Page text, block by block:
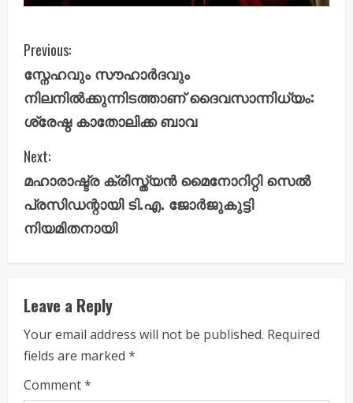
C
o
n
t
i
n
R
e
a
Previous:
സ്നേഹവും സൗഹാർദവും
നിലനിൽക്കുന്നിടത്താണ് ദൈവസാന്നിധ്യം:
ശ്രേഷ്ഠ കാതോലിക്ക ബാവ
Next:
മഹാരാഷ്ട്ര ക്രിസ്ത്യൻ മൈനോറിറ്റി സെൽ
പ്രസിഡന്റായി ടി.എ. ജോർജുകുട്ടി
നിയമിതനായി
Leave a Reply
Your email address will not be published. Required
fields are marked *
Comment*